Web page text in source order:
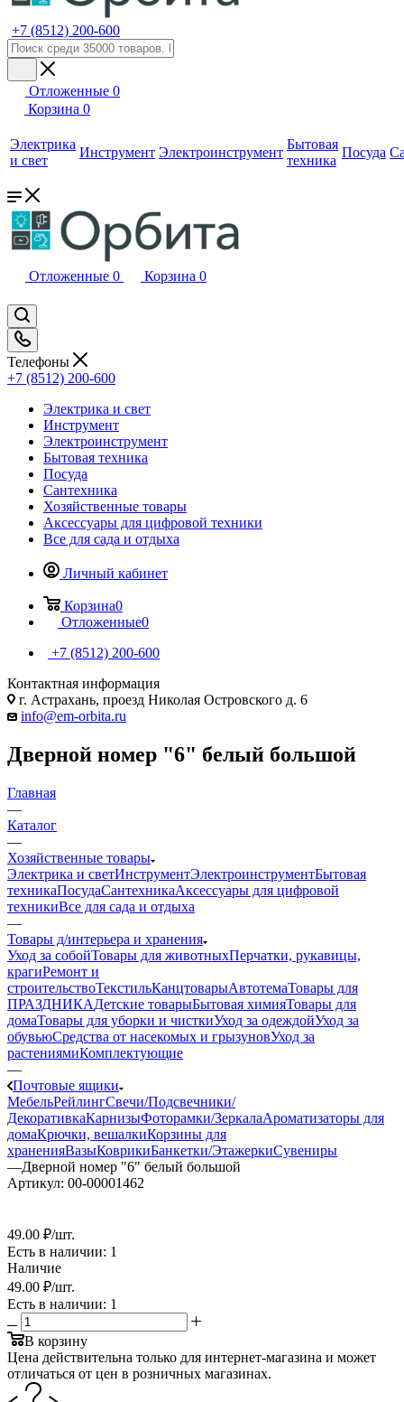
+7 (8512) 200-600
Отложенные 0
Корзина 0
Электрика
и свет
Инструмент Электроинструмент
Бытовая
техника
Посуда
Отложенные 0 Корзина 0
Телефоны
+7 (8512) 200-600
Электрика и свет
Инструмент
Электроинструмент
Бытовая техника
Посуда
Сантехника
Хозяйственные товары
Аксессуары для цифровой техники
Все для сада и отдыха
Личный кабинет
Корзина0
Отложенные0
+7 (8512) 200-600
Контактная информация
г. Астрахань, проезд Николая Островского д. 6
info@em-orbita.ru
Дверной номер "6" белый большой
Главная
—
Каталог
—
Хозяйственные товары
Электрика и светИнструментЭлектроинструментБытовая
техникаПосудаСантехникаАксессуары для цифровой
техникиВсе для сада и отдыха
—
Товары д/интерьера и хранения
Уход за собойТовары для животныхПерчатки, рукавицы,
крагиРемонт и
строительствоТекстильКанцтоварыАвтотемаТовары для
ПРАЗДНИКАДетские товарыБытовая химияТовары для
домаТовары для уборки и чисткиУход за одеждойУход за
обувьюСредства от насекомых и грызуновУход за
растениямиКомплектующие
—
Почтовые ящики
МебельРейлингСвечи/Подсвечники/
ДекоративкаКарнизыФоторамки/ЗеркалаАроматизаторы для
домаКрючки, вешалкиКорзины для
храненияВазыКоврикиБанкетки/ЭтажеркиСувениры
—Дверной номер "6" белый большой
Артикул: 00-00001462
49.00 ₽/шт.
Есть в наличии: 1
Наличие
49.00 ₽/шт.
Есть в наличии: 1
В корзину
Цена действительна только для интернет-магазина и может
отличаться от цен в розничных магазинах.